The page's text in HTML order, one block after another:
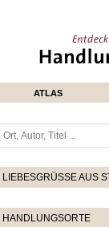
ATLAS
LIEBESGRÜSSE AUS
HANDLUNGSORTE